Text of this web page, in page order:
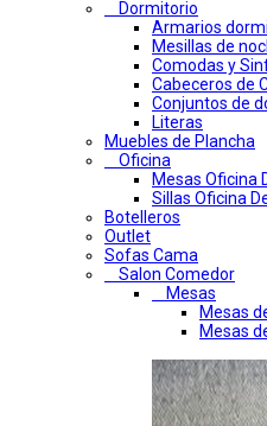
Dormitorio
Armarios
Mesillas de
Comodas y
Cabeceros de
Conjuntos de
Literas
Muebles de Plancha
Oficina
Mesas Oficina
Sillas Oficina
Botelleros
Outlet
Sofas Cama
Salon Comedor
Mesas
Mesas
Mesas